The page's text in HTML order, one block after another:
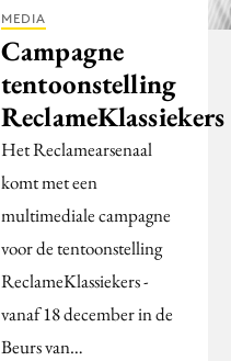
MEDIA
Campagne
tentoonstelling
ReclameKlassiekers
Het Reclamearsenaal
komt met een
multimediale campagne
voor de tentoonstelling
ReclameKlassiekers -
vanaf 18 december in de
Beurs van…